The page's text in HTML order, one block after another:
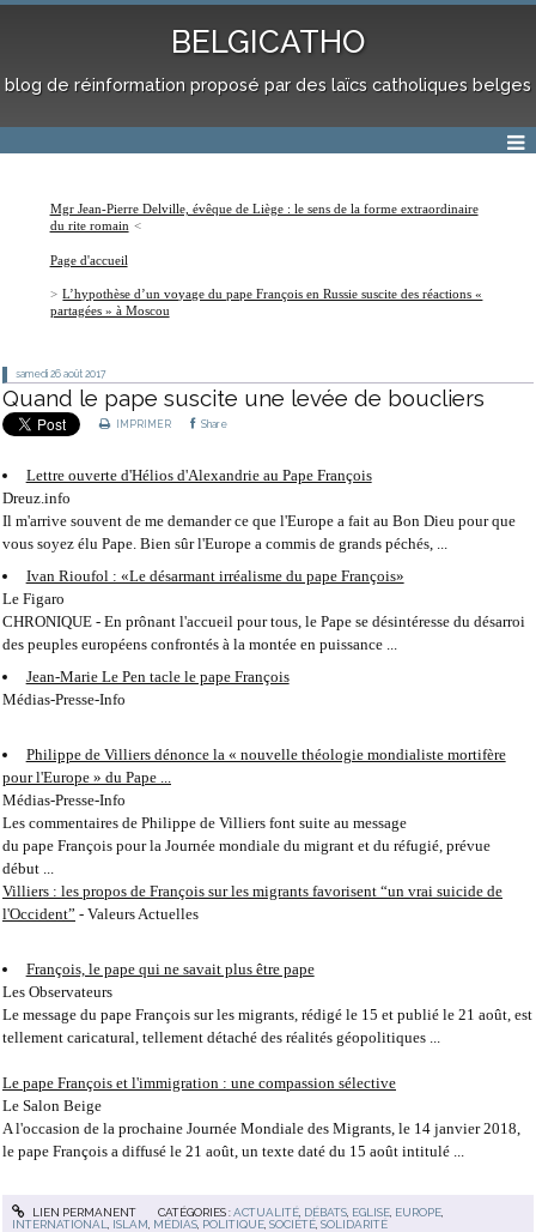
BELGICATHO
blog de réinformation proposé par des laïcs catholiques belges
Mgr Jean-Pierre Delville, évêque de Liège : le sens de la forme extraordinaire
du rite romain
Page d'accueil
L’hypothèse d’un voyage du pape François en Russie suscite des réactions «
partagées » à Moscou
samedi 26 août 2017
Quand le pape suscite une levée de boucliers
IMPRIMER Share
Lettre ouverte d'Hélios d'Alexandrie au Pape François
Dreuz.info
Il m'arrive souvent de me demander ce que l'Europe a fait au Bon Dieu pour que
vous soyez élu Pape. Bien sûr l'Europe a commis de grands péchés, ...
Ivan Rioufol : «Le désarmant irréalisme du pape François»
Le Figaro
CHRONIQUE - En prônant l'accueil pour tous, le Pape se désintéresse du désarroi
des peuples européens confrontés à la montée en puissance ...
Jean-Marie Le Pen tacle le pape François
Médias-Presse-Info
Philippe de Villiers dénonce la « nouvelle théologie mondialiste mortifère
pour l'Europe » du Pape ...
Médias-Presse-Info
Les commentaires de Philippe de Villiers font suite au message
du pape François pour la Journée mondiale du migrant et du réfugié, prévue
début ...
Villiers : les propos de François sur les migrants favorisent “un vrai suicide de
l'Occident” - Valeurs Actuelles
François, le pape qui ne savait plus être pape
Les Observateurs
Le message du pape François sur les migrants, rédigé le 15 et publié le 21 août, est
tellement caricatural, tellement détaché des réalités géopolitiques ...
Le pape François et l'immigration : une compassion sélective
Le Salon Beige
A l'occasion de la prochaine Journée Mondiale des Migrants, le 14 janvier 2018,
le pape François a diffusé le 21 août, un texte daté du 15 août intitulé ...
LIEN PERMANENT CATÉGORIES :ACTUALITÉ, DÉBATS, EGLISE, EUROPE,
INTERNATIONAL
ISLAM MÉDIAS POLITIQUE ,SOCIÉTÉ ,SOLIDARITÉ